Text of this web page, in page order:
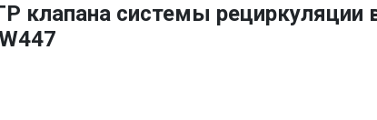
клапана системы